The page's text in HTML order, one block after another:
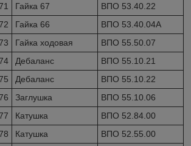
Гайка 67
ВПО 53.40.22
Гайка 66
ВПО 53.40.04А
Гайка ходовая
ВПО 55.50.07
Дебаланс
ВПО 55.10.21
Дебаланс
ВПО 55.10.22
Заглушка
ВПО 55.10.06
Катушка
ВПО 52.84.00
Катушка
ВПО 52.55.00